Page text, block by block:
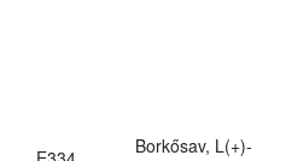
Borkősav, L(+)-